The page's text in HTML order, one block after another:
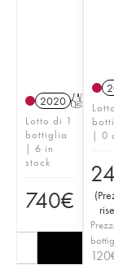
2020 T
Lotto di 1
bottiglia
| 6 in
stock
740€
| 0
(
120